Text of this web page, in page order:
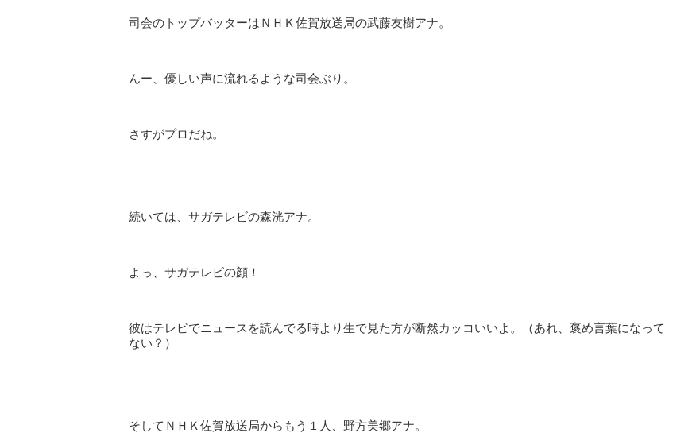
司会のトップバッターはＮＨＫ佐賀放送局の武藤友樹アナ。
んー、優しい声に流れるような司会ぶり。
さすがプロだね。
続いては、サガテレビの森洸アナ。
よっ、サガテレビの顔！
彼はテレビでニュースを読んでる時より生で見た方が断然カッコいいよ。（あれ、褒め言葉になって
ない？）
そしてＮＨＫ佐賀放送局からもう１人、野方美郷アナ。